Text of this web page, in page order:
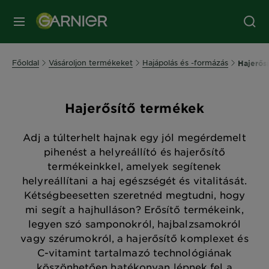
MENÜ
Főoldal Vásároljon termékeket Hajápolás és -formázás
Hajerősítő termékek
Adj a túlterhelt hajnak egy jól megérdemelt
pihenést a helyreállító és hajerősítő
termékeinkkel, amelyek segítenek
helyreállítani a haj egészségét és vitalitását.
Kétségbeesetten szeretnéd megtudni, hogy
mi segít a hajhulláson? Erősítő termékeink,
legyen szó samponokról, hajbalzsamokról
vagy szérumokról, a hajerősítő komplexet és
C-vitamint tartalmazó technológiának
köszönhetően hatékonyan lépnek fel a